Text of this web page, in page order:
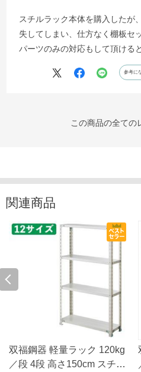
スチルラック本体を購入したが
失してしまい、仕方なく棚板セ
パーツのみの対応もして頂ける
参考に
この商品の全ての
関連商品
双福鋼器 軽量ラック 120kg
／段 4段 高さ150cm スチー